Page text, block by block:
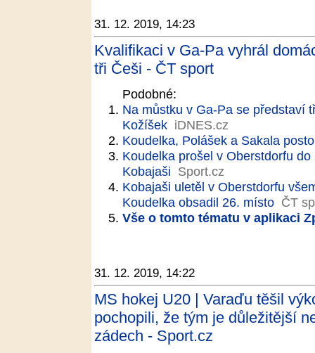
31. 12. 2019, 14:23
Kvalifikaci v Ga-Pa vyhrál
tři Češi - ČT sport
Podobné:
Na můstku v Ga-Pa se představí
Kožíšek iDNES.cz
Koudelka, Polášek a Sakala
Koudelka prošel v Oberstdorfu
Kobajaši Sport.cz
Kobajaši uletěl v Oberstdorfu
Koudelka obsadil 26. místo ČT
Vše o tomto tématu v aplikaci
31. 12. 2019, 14:22
MS hokej U20 | Varaďu těšil
pochopili, že tým je důležitější
zádech - Sport.cz